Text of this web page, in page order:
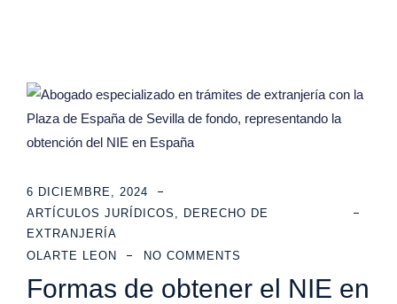
6 DICIEMBRE, 2024
ARTÍCULOS JURÍDICOS , DERECHO DE
EXTRANJERÍA
OLARTE LEON
NO COMMENTS
Formas de obtener el NIE en